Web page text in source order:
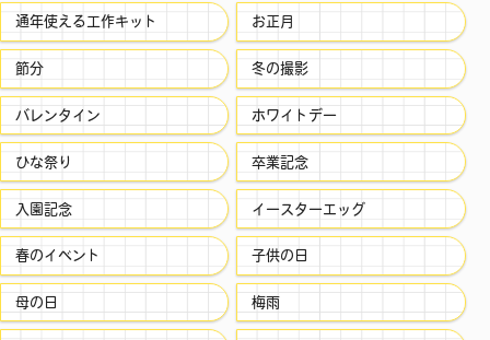
通年使える工作キット お正月
節分 冬の撮影
バレンタイン ホワイトデー
ひな祭り 卒業記念
入園記念 イースターエッグ
春のイベント 子供の日
母の日 梅雨